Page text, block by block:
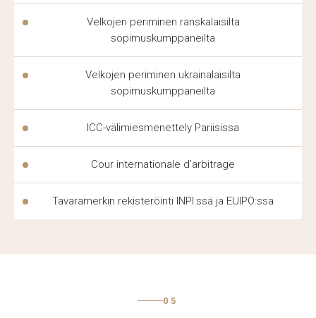
Velkojen periminen ranskalaisilta
sopimuskumppaneilta
Velkojen periminen ukrainalaisilta
sopimuskumppaneilta
ICC-välimiesmenettely Pariisissa
Cour internationale d'arbitrage
Tavaramerkin rekisteröinti INPI:ssä ja EUIPO:ssa
05